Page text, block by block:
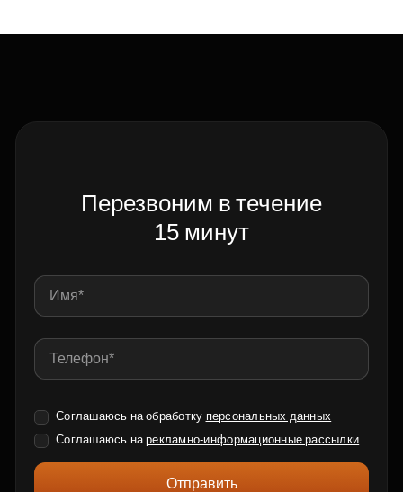
Перезвоним в течение
15 минут
Соглашаюсь на обработку персональных данных
Соглашаюсь нарекламно-информационные рассылки
Отправить